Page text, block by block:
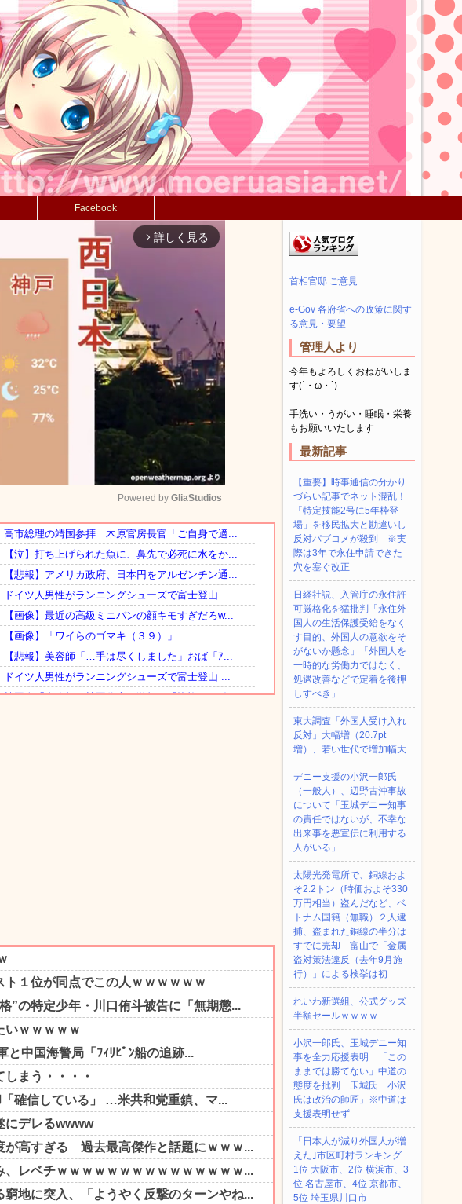
Facebook
arrow_forward_ios 詳しく見る
Mute
Powered by GliaStudios
首相官邸 ご意見
e-Gov 各府省への政策に関す
る意見・要望
管理人より
今年もよろしくおねがいしま
す(´・ω・`)
手洗い・うがい・睡眠・栄養
もお願いいたします
最新記事
【重要】時事通信の分かり
づらい記事でネット混乱！
「特定技能2号に5年枠登
場」を移民拡大と勘違いし
反対パブコメが殺到 ※実
際は3年で永住申請できた
穴を塞ぐ改正
日経社説、入管庁の永住許
可厳格化を猛批判「永住外
国人の生活保護受給をなく
す目的、外国人の意欲をそ
がないか懸念」「外国人を
一時的な労働力ではなく、
処遇改善などで定着を後押
しすべき」
東大調査「外国人受け入れ
反対」大幅増（20.7pt
増）、若い世代で増加幅大
デニー支援の小沢一郎氏
（一般人）、辺野古沖事故
について「玉城デニー知事
の責任ではないが、不幸な
出来事を悪宣伝に利用する
人がいる」
太陽光発電所で、銅線およ
そ2.2トン（時価およそ330
万円相当）盗んだなど、ベ
トナム国籍（無職）２人逮
捕、盗まれた銅線の半分は
すでに売却 富山で「金属
盗対策法違反（去年9月施
行）」による検挙は初
れいわ新選組、公式グッズ
半額セールｗｗｗｗ
小沢一郎氏、玉城デニー知
事を全力応援表明 「この
ままでは勝てない」中道の
態度を批判 玉城氏「小沢
氏は政治の師匠」※中道は
支援表明せず
「日本人が減り外国人が増
えた｣市区町村ランキング
1位 大阪市、2位 横浜市、3
位 名古屋市、4位 京都市、
5位 埼玉県川口市